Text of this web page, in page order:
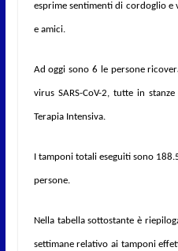
esprime sentimenti di cordoglio e
e amici.
Ad oggi sono 6 le persone
virus SARS-CoV-2, tutte in
Terapia Intensiva.
I tamponi totali eseguiti sono
persone.
Nella tabella sottostante è
settimane relativo ai tamponi